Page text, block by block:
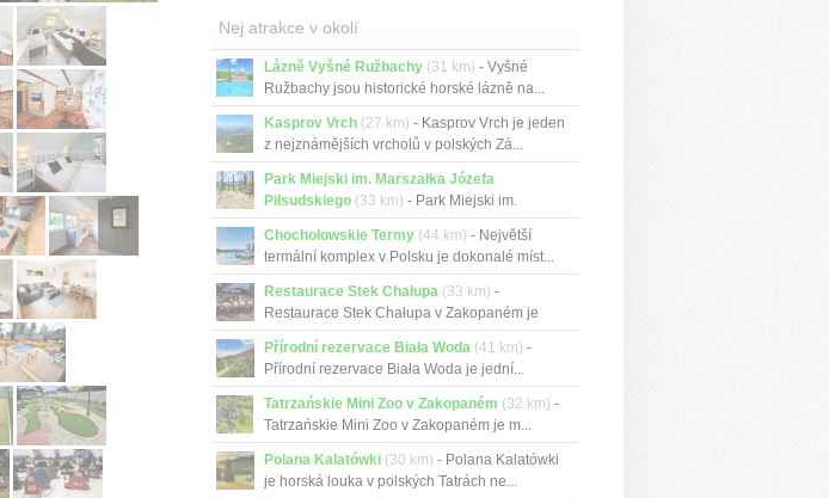
Nej atrakce v okolí
Lázně Vyšné Ružbachy (31 km) - Vyšné
Ružbachy jsou historické horské lázně na...
Kasprov Vrch (27 km) - Kasprov Vrch je jeden
z nejznámějších vrcholů v polských Zá...
Park Miejski im. Marszałka Józefa
Piłsudskiego (33 km) - Park Miejski im.
Marsz...
Chochołowskie Termy (44 km) - Největší
termální komplex v Polsku je dokonalé míst...
Restaurace Stek Chałupa (33 km) -
Restaurace Stek Chałupa v Zakopaném je
tradiční...
Přírodní rezervace Biała Woda (41 km) -
Přírodní rezervace Biała Woda je jední...
Tatrzańskie Mini Zoo v Zakopaném (32 km) -
Tatrzańskie Mini Zoo v Zakopaném je m...
Polana Kalatówki (30 km) - Polana Kalatówki
je horská louka v polských Tatrách ne...